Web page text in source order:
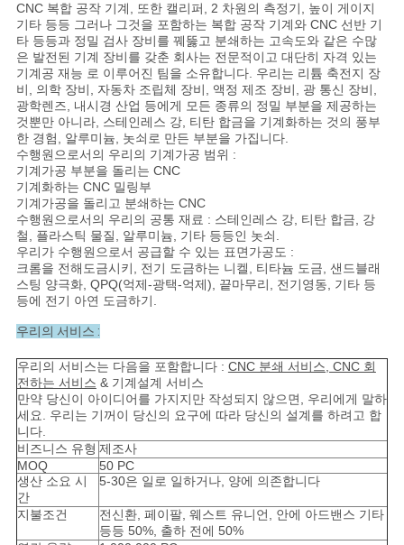
사
이
트
지
도
개
인
정
보
보
호
정
책
CNC 복합 공작 기계, 또한 캘리퍼, 2 차원의 측정기, 높이 게이지
기타 등등 그러나 그것을 포함하는 복합 공작 기계와 CNC 선반 기
타 등등과 정밀 검사 장비를 꿰뚫고 분쇄하는 고속도와 같은 수많
은 발전된 기계 장비를 갖춘 회사는 전문적이고 대단히 자격 있는
기계공 재능 로 이루어진 팀을 소유합니다. 우리는 리튬 축전지 장
비, 의학 장비, 자동차 조립체 장비, 액정 제조 장비, 광 통신 장비,
광학렌즈, 내시경 산업 등에게 모든 종류의 정밀 부분을 제공하는
것뿐만 아니라, 스테인레스 강, 티탄 합금을 기계화하는 것의 풍부
한 경험, 알루미늄, 놋쇠로 만든 부분을 가집니다.
수행원으로서의 우리의 기계가공 범위 :
기계가공 부분을 돌리는 CNC
기계화하는 CNC 밀링부
기계가공을 돌리고 분쇄하는 CNC
수행원으로서의 우리의 공통 재료 : 스테인레스 강, 티탄 합금, 강
철, 플라스틱 물질, 알루미늄, 기타 등등인 놋쇠.
우리가 수행원으로서 공급할 수 있는 표면가공도 :
크롬을 전해도금시키, 전기 도금하는 니켈, 티타늄 도금, 샌드블래
스팅 양극화, QPQ(억제-광택-억제), 끝마무리, 전기영동, 기타 등
등에 전기 아연 도금하기.
우리의 서비스 :
우리의 서비스는 다음을 포함합니다 : CNC 분쇄 서비스, CNC 회
전하는 서비스 & 기계설계 서비스
만약 당신이 아이디어를 가지지만 작성되지 않으면, 우리에게 말하
세요. 우리는 기꺼이 당신의 요구에 따라 당신의 설계를 하려고 합
니다.
비즈니스 유형 제조사
MOQ
50 PC
생산 소요 시
간
5-30은 일로 일하거나, 양에 의존합니다
지불조건
전신환, 페이팔, 웨스트 유니언, 안에 아드밴스 기타
등등 50%, 출하 전에 50%